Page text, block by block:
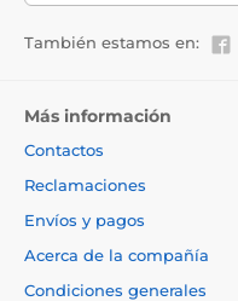
También estamos en:
Más información
Contactos
Reclamaciones
Envíos y pagos
Acerca de la compañía
Condiciones generales